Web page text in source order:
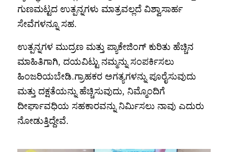
ಗುಣಮಟ್ಟದ ಉತ್ಪನ್ನಗಳು ಮಾತ್ರವಲ್ಲದೆ ವಿಶ್ವಾಸಾರ್ಹ
ಸೇವೆಗಳನ್ನೂ ಸಹ.
ಉತ್ಪನ್ನಗಳ ಮುದ್ರಣ ಮತ್ತು ಪ್ಯಾಕೇಜಿಂಗ್ ಕುರಿತು ಹೆಚ್ಚಿನ
ಮಾಹಿತಿಗಾಗಿ, ದಯವಿಟ್ಟು ನಮ್ಮನ್ನು ಸಂಪರ್ಕಿಸಲು
ಹಿಂಜರಿಯಬೇಡಿ.ಗ್ರಾಹಕರ ಅಗತ್ಯಗಳನ್ನು ಪೂರೈಸುವುದು
ಮತ್ತು ದಕ್ಷತೆಯನ್ನು ಹೆಚ್ಚಿಸುವುದು, ನಿಮ್ಮೊಂದಿಗೆ
ದೀರ್ಘಾವಧಿಯ ಸಹಕಾರವನ್ನು ನಿರ್ಮಿಸಲು ನಾವು ಎದುರು
ನೋಡುತ್ತಿದ್ದೇವೆ.